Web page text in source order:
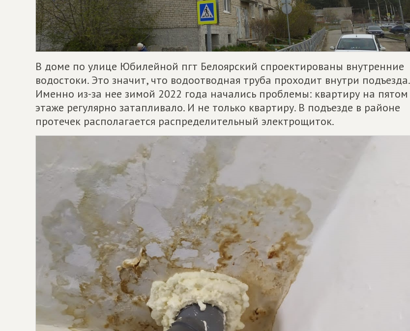
В доме по улице Юбилейной пгт Белоярский спроектированы внутренние
водостоки. Это значит, что водоотводная труба проходит внутри подъезда.
Именно из-за нее зимой 2022 года начались проблемы: квартиру на пятом
этаже регулярно затапливало. И не только квартиру. В подъезде в районе
протечек располагается распределительный электрощиток.